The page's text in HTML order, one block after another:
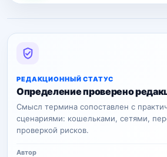
РЕДАКЦИОННЫЙ СТАТУС
Определение проверено
Смысл термина сопоставлен с
сценариями: кошельками, сетями,
проверкой рисков.
Автор